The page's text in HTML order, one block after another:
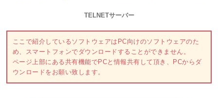
TELNETサーバー
ここで紹介しているソフトウェアはPC向けのソフトウェアのた
め、スマートフォンでダウンロードすることができません。
ページ上部にある共有機能でPCと情報共有して頂き、PCからダ
ウンロードをお願い致します。